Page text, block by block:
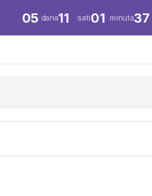
05 dana11 sati01 minuta37